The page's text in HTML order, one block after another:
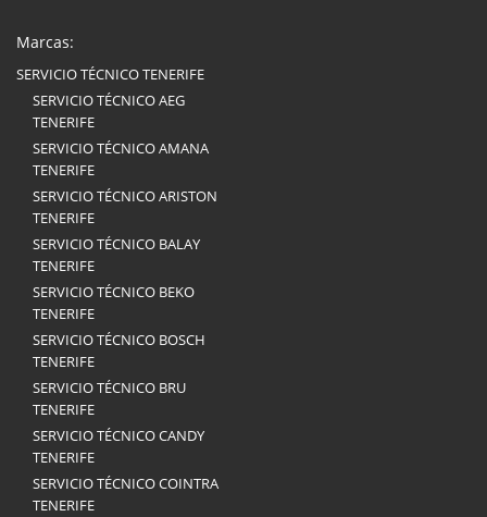
Marcas:
SERVICIO TÉCNICO TENERIFE
SERVICIO TÉCNICO AEG
TENERIFE
SERVICIO TÉCNICO AMANA
TENERIFE
SERVICIO TÉCNICO ARISTON
TENERIFE
SERVICIO TÉCNICO BALAY
TENERIFE
SERVICIO TÉCNICO BEKO
TENERIFE
SERVICIO TÉCNICO BOSCH
TENERIFE
SERVICIO TÉCNICO BRU
TENERIFE
SERVICIO TÉCNICO CANDY
TENERIFE
SERVICIO TÉCNICO COINTRA
TENERIFE